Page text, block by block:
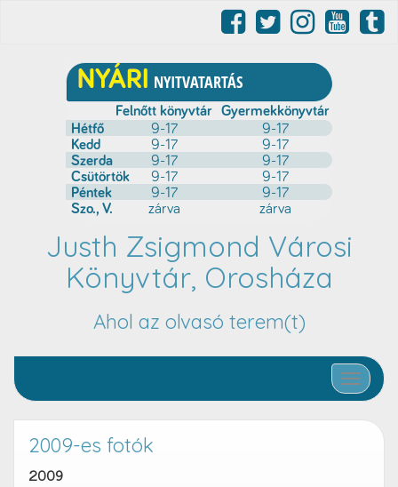
Justh Zsigmond Városi
Könyvtár, Orosháza
Ahol az olvasó terem(t)
Toggle
2009-es fotók
2009